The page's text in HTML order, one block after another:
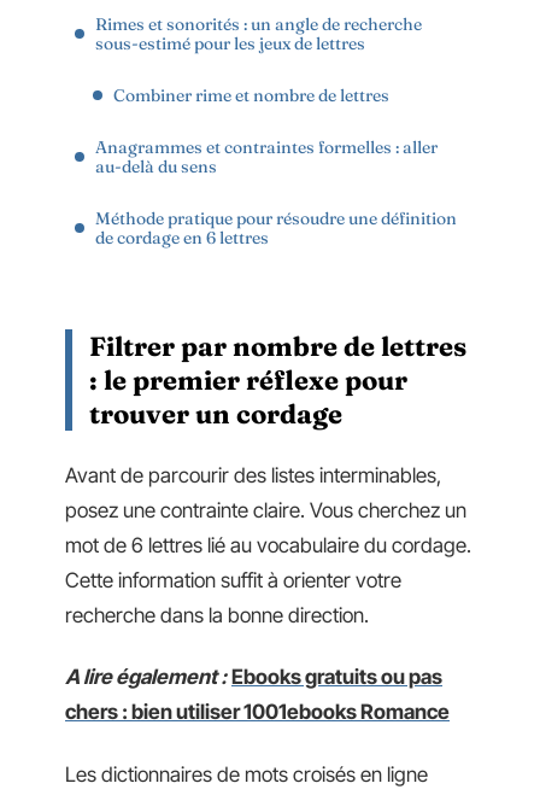
Rimes et sonorités : un angle de recherche
sous-estimé pour les jeux de lettres
Combiner rime et nombre de lettres
Anagrammes et contraintes formelles : aller
au-delà du sens
Méthode pratique pour résoudre une définition
de cordage en 6 lettres
Filtrer par nombre de lettres
: le premier réflexe pour
trouver un cordage
Avant de parcourir des listes interminables,
posez une contrainte claire. Vous cherchez un
mot de 6 lettres lié au vocabulaire du cordage.
Cette information suffit à orienter votre
recherche dans la bonne direction.
A lire également : Ebooks gratuits ou pas
chers : bien utiliser 1001ebooks Romance
Les dictionnaires de mots croisés en ligne